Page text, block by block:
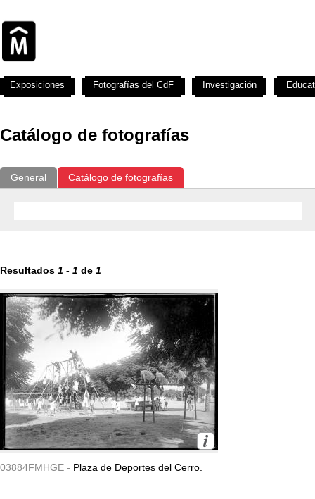
Catálogo de fotografías
General Catálogo de fotografías
Resultados 1 - 1 de 1
03884FMHGE - Plaza de Deportes del Cerro.
Exposiciones Fotografías del CdF Investigación